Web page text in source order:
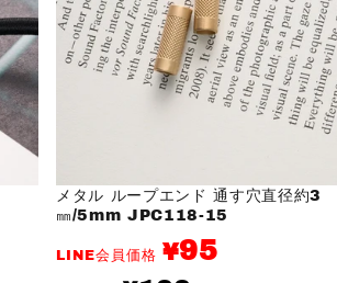
メタル ループエンド 通す穴直径約3
㎜/5mm JPC118-15
LINE会員価格 ¥95